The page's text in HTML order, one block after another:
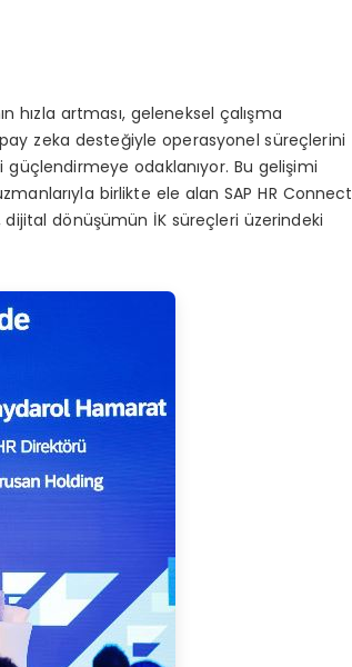
hızla artması, geleneksel çalışma
zeka desteğiyle operasyonel süreçlerini
güçlendirmeye odaklanıyor. Bu gelişimi
birlikte ele alan SAP HR Connect
dijital dönüşümün İK süreçleri üzerindeki